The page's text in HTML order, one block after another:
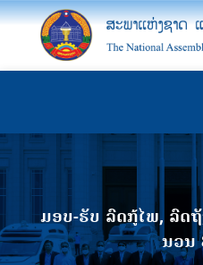
ມອບ-ຮັບ ລົດກູ້ໄພ, ລົດ
ນວນ